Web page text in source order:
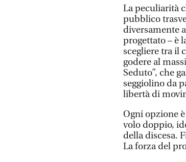
La peculiarità
pubblico
diversamente
progettato – è
scegliere tra il
godere al
Seduto”, che
seggiolino da
libertà di
Ogni opzione
volo doppio,
della discesa.
La forza del